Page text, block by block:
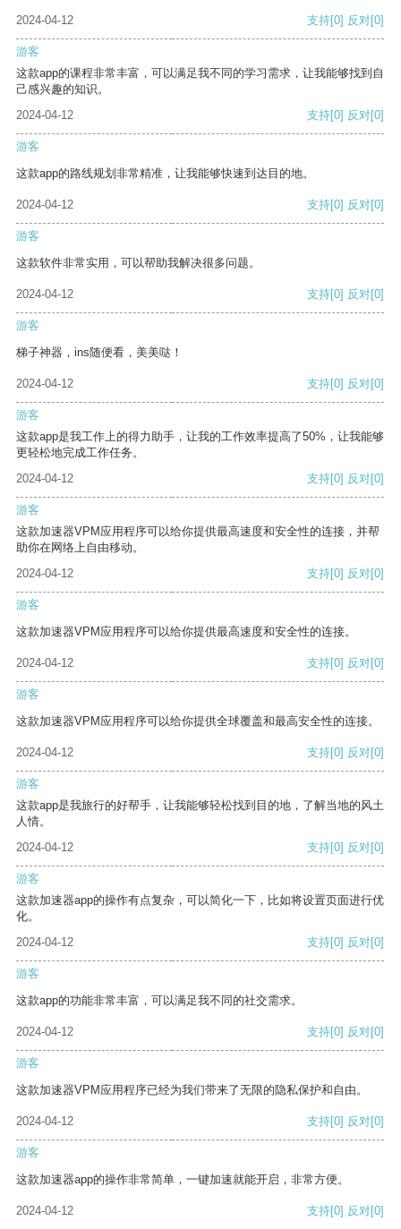
2024-04-12
支持[0] 反对[0]
游客
这款app的课程非常丰富，可以满足我不同的学习需求，让我能够找到自
己感兴趣的知识。
2024-04-12
支持[0] 反对[0]
游客
这款app的路线规划非常精准，让我能够快速到达目的地。
2024-04-12 支持[0] 反对[0]
游客
这款软件非常实用，可以帮助我解决很多问题。
2024-04-12 支持[0] 反对[0]
游客
梯子神器，ins随便看，美美哒！
2024-04-12 支持[0] 反对[0]
游客
这款app是我工作上的得力助手，让我的工作效率提高了50%，让我能够
更轻松地完成工作任务。
2024-04-12
支持[0] 反对[0]
游客
这款加速器VPM应用程序可以给你提供最高速度和安全性的连接，并帮
助你在网络上自由移动。
2024-04-12
支持[0] 反对[0]
游客
这款加速器VPM应用程序可以给你提供最高速度和安全性的连接。
2024-04-12 支持[0] 反对[0]
游客
这款加速器VPM应用程序可以给你提供全球覆盖和最高安全性的连接。
2024-04-12 支持[0] 反对[0]
游客
这款app是我旅行的好帮手，让我能够轻松找到目的地，了解当地的风土
人情。
2024-04-12
支持[0] 反对[0]
游客
这款加速器app的操作有点复杂，可以简化一下，比如将设置页面进行优
化。
2024-04-12
支持[0] 反对[0]
游客
这款app的功能非常丰富，可以满足我不同的社交需求。
2024-04-12 支持[0] 反对[0]
游客
这款加速器VPM应用程序已经为我们带来了无限的隐私保护和自由。
2024-04-12 支持[0] 反对[0]
游客
这款加速器app的操作非常简单，一键加速就能开启，非常方便。
2024-04-12 支持[0] 反对[0]